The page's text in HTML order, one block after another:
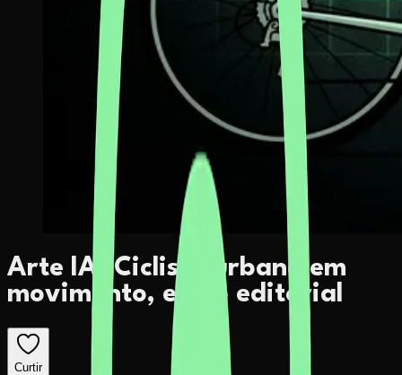
Arte IA: Ciclista urbano em
movimento, estilo editorial
Curtir